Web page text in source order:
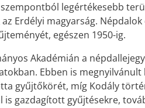
legértékesebb
Erdélyi magyarság.
egészen 1950-ig.
Akadémián a
Ebben is
gyűjtőkörét, míg Kodály
is gazdagított gyűjtésekre,